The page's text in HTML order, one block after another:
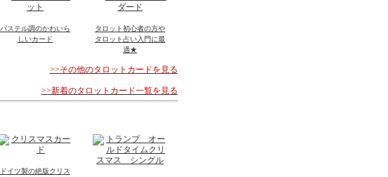
パステル調のかわいら
しいカード
タロット初心者の方や
タロット占い入門に最
適★
>>その他のタロットカードを見る
>>新着のタロットカード一覧を見る
ドイツ製の絶版クリス